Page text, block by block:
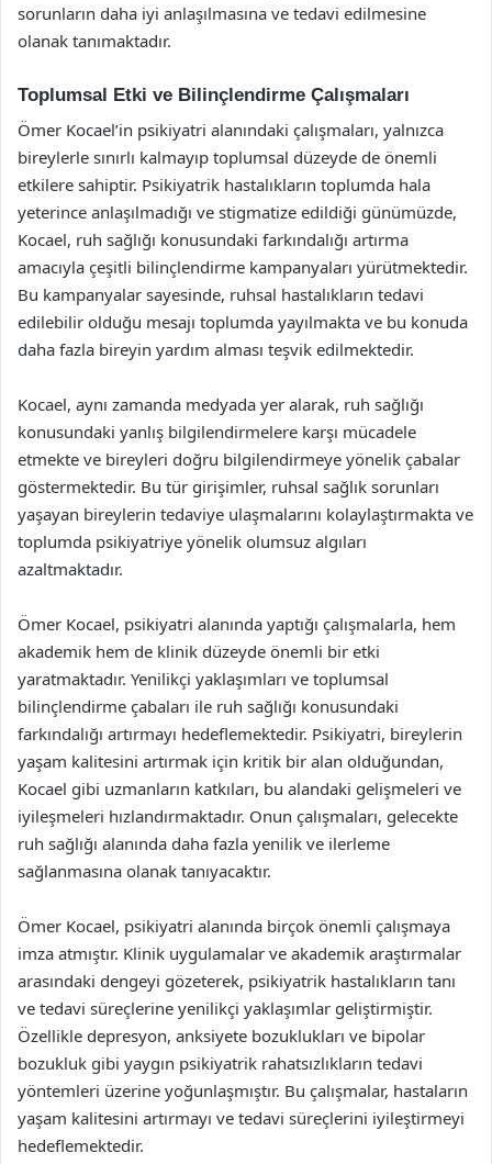
sorunların daha iyi anlaşılmasına ve tedavi edilmesine
olanak tanımaktadır.
Toplumsal Etki ve Bilinçlendirme Çalışmaları
Ömer Kocael’in psikiyatri alanındaki çalışmaları, yalnızca
bireylerle sınırlı kalmayıp toplumsal düzeyde de önemli
etkilere sahiptir. Psikiyatrik hastalıkların toplumda hala
yeterince anlaşılmadığı ve stigmatize edildiği günümüzde,
Kocael, ruh sağlığı konusundaki farkındalığı artırma
amacıyla çeşitli bilinçlendirme kampanyaları yürütmektedir.
Bu kampanyalar sayesinde, ruhsal hastalıkların tedavi
edilebilir olduğu mesajı toplumda yayılmakta ve bu konuda
daha fazla bireyin yardım alması teşvik edilmektedir.
Kocael, aynı zamanda medyada yer alarak, ruh sağlığı
konusundaki yanlış bilgilendirmelere karşı mücadele
etmekte ve bireyleri doğru bilgilendirmeye yönelik çabalar
göstermektedir. Bu tür girişimler, ruhsal sağlık sorunları
yaşayan bireylerin tedaviye ulaşmalarını kolaylaştırmakta ve
toplumda psikiyatriye yönelik olumsuz algıları
azaltmaktadır.
Ömer Kocael, psikiyatri alanında yaptığı çalışmalarla, hem
akademik hem de klinik düzeyde önemli bir etki
yaratmaktadır. Yenilikçi yaklaşımları ve toplumsal
bilinçlendirme çabaları ile ruh sağlığı konusundaki
farkındalığı artırmayı hedeflemektedir. Psikiyatri, bireylerin
yaşam kalitesini artırmak için kritik bir alan olduğundan,
Kocael gibi uzmanların katkıları, bu alandaki gelişmeleri ve
iyileşmeleri hızlandırmaktadır. Onun çalışmaları, gelecekte
ruh sağlığı alanında daha fazla yenilik ve ilerleme
sağlanmasına olanak tanıyacaktır.
Ömer Kocael, psikiyatri alanında birçok önemli çalışmaya
imza atmıştır. Klinik uygulamalar ve akademik araştırmalar
arasındaki dengeyi gözeterek, psikiyatrik hastalıkların tanı
ve tedavi süreçlerine yenilikçi yaklaşımlar geliştirmiştir.
Özellikle depresyon, anksiyete bozuklukları ve bipolar
bozukluk gibi yaygın psikiyatrik rahatsızlıkların tedavi
yöntemleri üzerine yoğunlaşmıştır. Bu çalışmalar, hastaların
yaşam kalitesini artırmayı ve tedavi süreçlerini iyileştirmeyi
hedeflemektedir.